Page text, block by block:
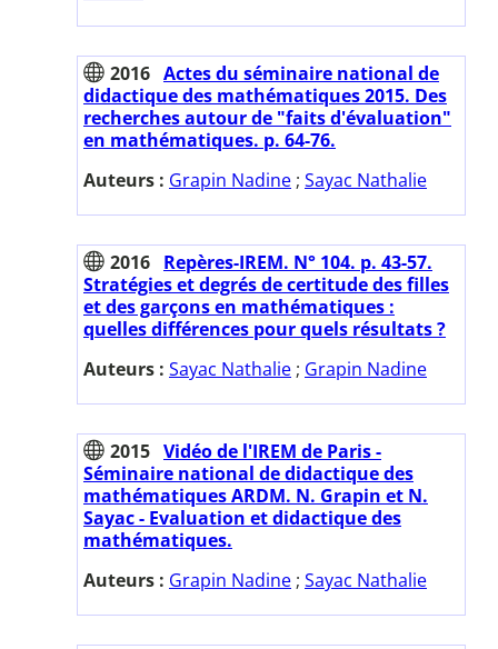
2016 Actes du séminaire national de
didactique des mathématiques 2015. Des
recherches autour de "faits d'évaluation"
en mathématiques. p. 64-76.
Auteurs : Grapin Nadine ; Sayac Nathalie
2016 Repères-IREM. N° 104. p. 43-57.
Stratégies et degrés de certitude des filles
et des garçons en mathématiques :
quelles différences pour quels résultats ?
Auteurs : Sayac Nathalie ; Grapin Nadine
2015 Vidéo de l'IREM de Paris -
Séminaire national de didactique des
mathématiques ARDM. N. Grapin et N.
Sayac - Evaluation et didactique des
mathématiques.
Auteurs : Grapin Nadine ; Sayac Nathalie